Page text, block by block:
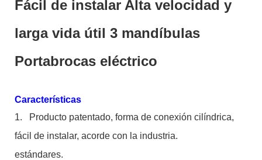
Fácil de instalar Alta velocidad y
larga vida útil 3 mandíbulas
Portabrocas eléctrico
Características
1.
Producto patentado, forma de conexión cilíndrica,
fácil de instalar, acorde con la industria.
estándares.